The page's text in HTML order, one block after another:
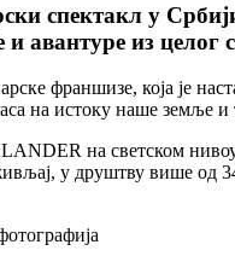
спектакл у
авантуре из целог
франшизе, која је
на истоку наше земље
на светском
у друштву више